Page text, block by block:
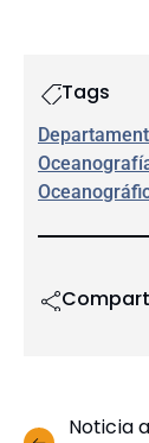
Tags
Noticia